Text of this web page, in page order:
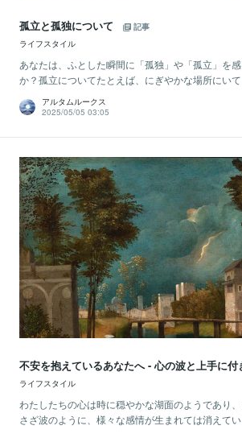
孤立と孤独について
記事
ライフスタイル
あなたは、ふとした瞬間に「孤独」や「孤立」を
か？孤立についてたとえば、にぎやかな場所にい
アルタムルークス
2025/05/05 03:05
不安を抱えているあなたへ - 心の波と上手に
ライフスタイル
わたしたちの心は時に穏やかな湖面のようであり
さざ波のように、様々な感情が生まれては消えて